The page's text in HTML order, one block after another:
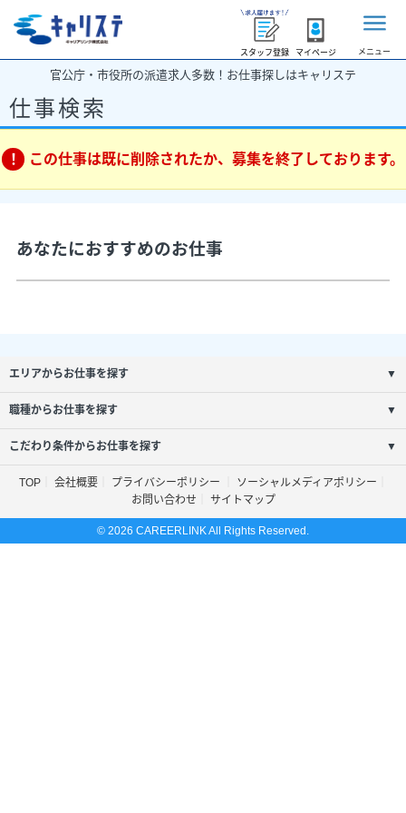
スタッフ登録 マイページ メニュー
官公庁・市役所の派遣求人多数！お仕事探しはキャリステ
仕事検索
この仕事は既に削除されたか、募集を終了しております。
あなたにおすすめのお仕事
エリアからお仕事を探す ▼
職種からお仕事を探す ▼
こだわり条件からお仕事を探す ▼
TOP 会社概要 プライバシーポリシー
ソーシャルメディアポリシー
お問い合わせ
サイトマップ
© 2026 CAREERLINK All Rights Reserved.